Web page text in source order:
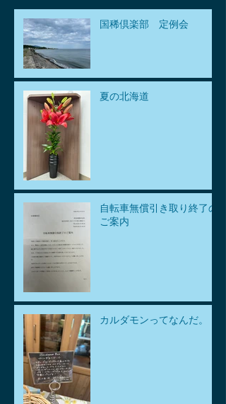
国稀倶楽部 定例会
夏の北海道
自転車無償引き取り終了の
ご案内
カルダモンってなんだ。